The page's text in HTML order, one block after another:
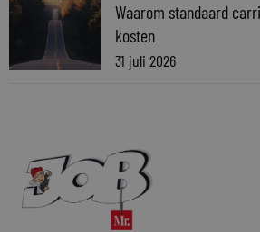
Waarom standaard
kosten
31 juli 2026